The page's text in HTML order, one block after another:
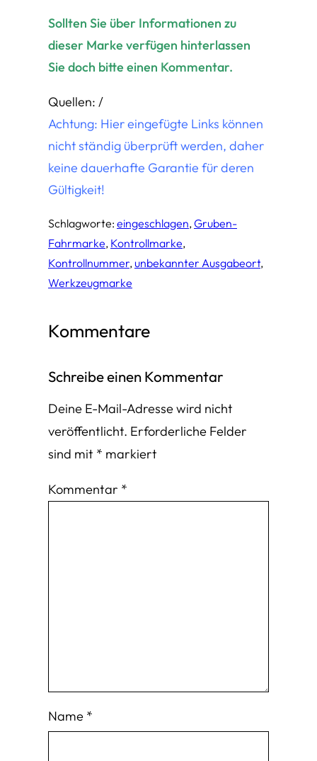
Sollten Sie über Informationen zu
dieser Marke verfügen hinterlassen
Sie doch bitte einen Kommentar.
Quellen: /
Achtung: Hier eingefügte Links können
nicht ständig überprüft werden, daher
keine dauerhafte Garantie für deren
Gültigkeit!
Schlagworte: eingeschlagen, Gruben-
Fahrmarke, Kontrollmarke
Kontrollnummer, unbekannter Ausgabeort
Werkzeugmarke
Kommentare
Schreibe einen Kommentar
Deine E-Mail-Adresse wird nicht
veröffentlicht. Erforderliche Felder
sind mit * markiert
Kommentar *
Name *